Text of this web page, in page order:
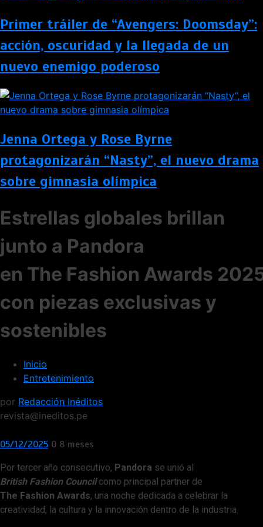
Primer tráiler de “Avengers: Doomsday”:
acción, oscuridad y la llegada de un
nuevo enemigo poderoso
Jenna Ortega y Rose Byrne
protagonizarán “Nasty”, el nuevo drama
sobre gimnasia olímpica
Estrellas globales brillan
junto a Pandora
en The Fashion Awards
con piezas exclusivas y
sostenibles
Inicio
Entretenimiento
por Redacción Inéditos
revista@ineditos.pe
05/12/2025 0 8 meses
Por tercer año consecutivo, Pandora se unió al
British Fashion Councilcomo principal partner de
The Fashion Awards, una noche dedicada a celebrar la
creatividad, la cultura y la innovación dentro de la industria.